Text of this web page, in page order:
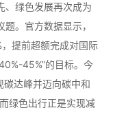
、绿色发展再次成为
。官方数据显示，
提前超额完成对国际
45%”的目标。今
达峰并迈向碳中和
绿色出行正是实现减